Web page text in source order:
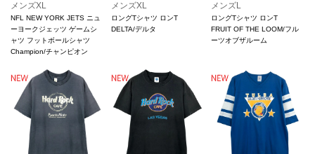
メンズXL
NFL NEW YORK JETS ニュ
ーヨークジェッツ ゲームシ
ャツ フットボールシャツ
Champion/チャンピオン
メンズXL
ロングTシャツ ロンT
DELTA/デルタ
メンズL
ロングTシャツ ロンT
FRUIT OF THE LOOM/フル
ーツオブザルーム